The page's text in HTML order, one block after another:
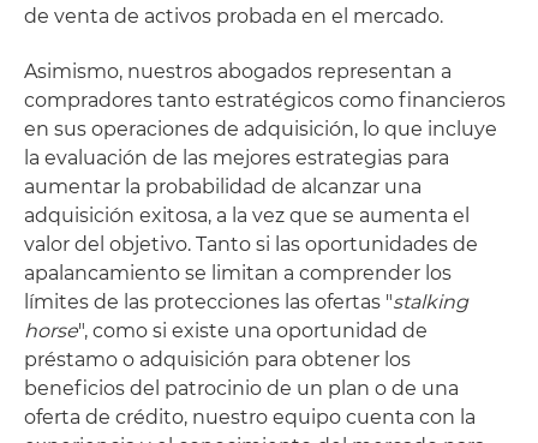
de venta de activos probada en el mercado.
Asimismo, nuestros abogados representan a
compradores tanto estratégicos como financieros
en sus operaciones de adquisición, lo que incluye
la evaluación de las mejores estrategias para
aumentar la probabilidad de alcanzar una
adquisición exitosa, a la vez que se aumenta el
valor del objetivo. Tanto si las oportunidades de
apalancamiento se limitan a comprender los
límites de las protecciones las ofertas "stalking
horse", como si existe una oportunidad de
préstamo o adquisición para obtener los
beneficios del patrocinio de un plan o de una
oferta de crédito, nuestro equipo cuenta con la